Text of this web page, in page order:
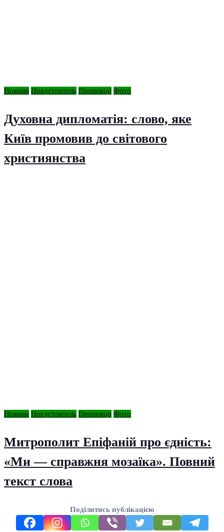
Новини Предстоятель Проповіді Фото
Духовна дипломатія: слово, яке
Київ промовив до світового
християнства
Новини Предстоятель Проповіді Фото
Митрополит Епіфаній про єдність:
«Ми — справжня мозаїка». Повний
текст слова
Поділитись публікацією